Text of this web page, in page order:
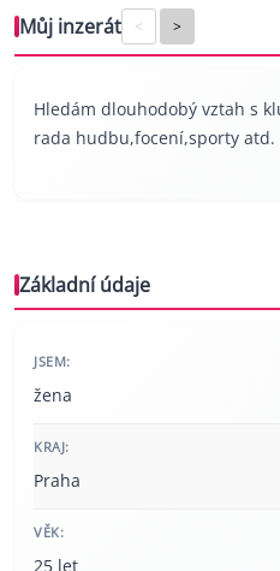
Můj inzerát < >
Hledám dlouhodobý vztah s
rada hudbu,focení,sporty atd.
Základní údaje
JSEM:
žena
KRAJ:
Praha
VĚK:
25 let